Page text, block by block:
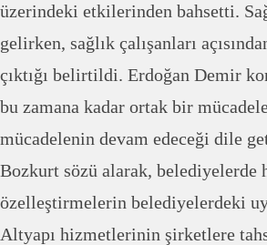
üzerindeki etkilerinden bahsetti.
gelirken, sağlık çalışanları
çıktığı belirtildi. Erdoğan Demir
bu zamana kadar ortak bir
mücadelenin devam edeceği dile
Bozkurt sözü alarak, belediyelerde
özelleştirmelerin belediyelerdeki
Altyapı hizmetlerinin şirketlere